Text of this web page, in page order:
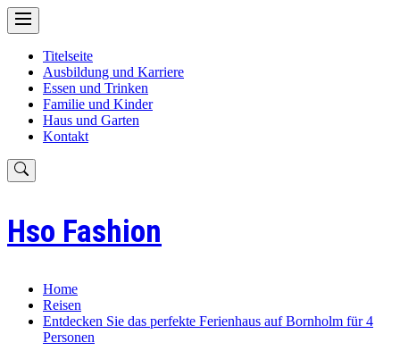
Skip
to
Titelseite
Ausbildung und Karriere
Essen und Trinken
Familie und Kinder
Haus und Garten
Kontakt
Hso Fashion
Home
Reisen
Entdecken Sie das perfekte Ferienhaus auf Bornholm für 4
Personen